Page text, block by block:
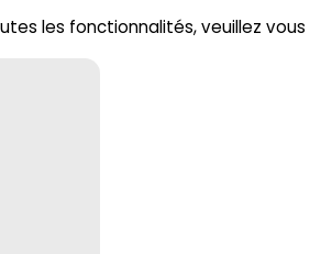
les fonctionnalités, veuillez vous